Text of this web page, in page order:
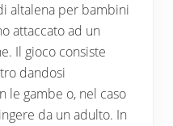
altalena per bambini
attaccato ad un
Il gioco consiste
dandosi
le gambe o, nel caso
da un adulto. In